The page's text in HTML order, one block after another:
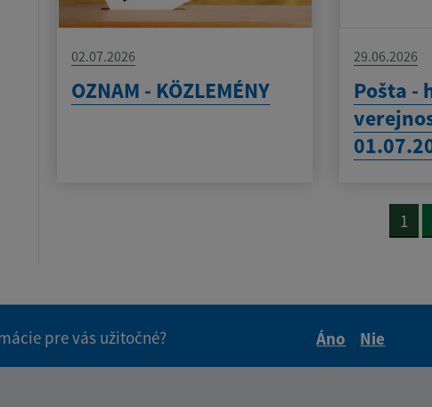
02.07.2026
OZNAM - KÖZLEMÉNY
29.06.2026
Pošta -
1
pre vás užitočné?
Áno
Nie